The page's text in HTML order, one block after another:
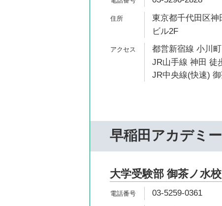
東京都千代田区神
ビル2F
都営新宿線 小川
JR山手線 神田 徒
JR中央線(快速)
早稲田アカデミー
大学受験部 御茶ノ水校
03-5259-0361